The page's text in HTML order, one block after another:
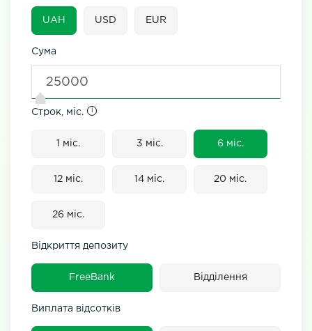
UAH USD EUR
Сума
Строк, міс.
1 міс. 3 міс. 6 міс.
12 міс. 14 міс. 20 міс.
26 міс.
Відкриття депозиту
FreeBank Відділення
Виплата відсотків